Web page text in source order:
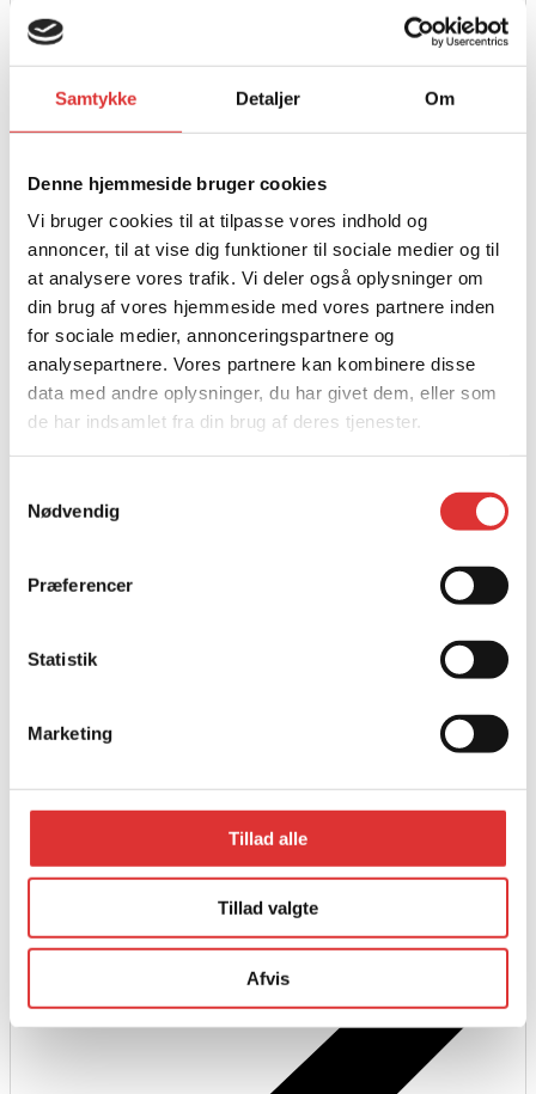
Samtykke Detaljer Om
Denne hjemmeside bruger cookies
Vi bruger cookies til at tilpasse vores indhold og
annoncer, til at vise dig funktioner til sociale medier og til
at analysere vores trafik. Vi deler også oplysninger om
din brug af vores hjemmeside med vores partnere inden
for sociale medier, annonceringspartnere og
analysepartnere. Vores partnere kan kombinere disse
data med andre oplysninger, du har givet dem, eller som
de har indsamlet fra din brug af deres tjenester.
Nødvendig
Præferencer
Statistik
Marketing
Tillad alle
Tillad valgte
Afvis
CFMOTO CFORCE 1000 MV